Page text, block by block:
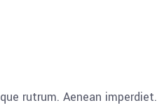
rutrum. Aenean imperdiet.